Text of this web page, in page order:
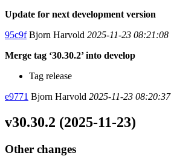
Update for next development version
95c9fBjorn Harvold 2025-11-23 08:21:08
Merge tag ‘30.30.2’ into develop
Tag release
e9771 Bjorn Harvold 2025-11-23 08:20:37
v30.30.2 (2025-11-23)
Other changes